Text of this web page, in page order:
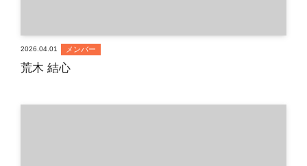
荒木 結心
2026.04.01 メンバー